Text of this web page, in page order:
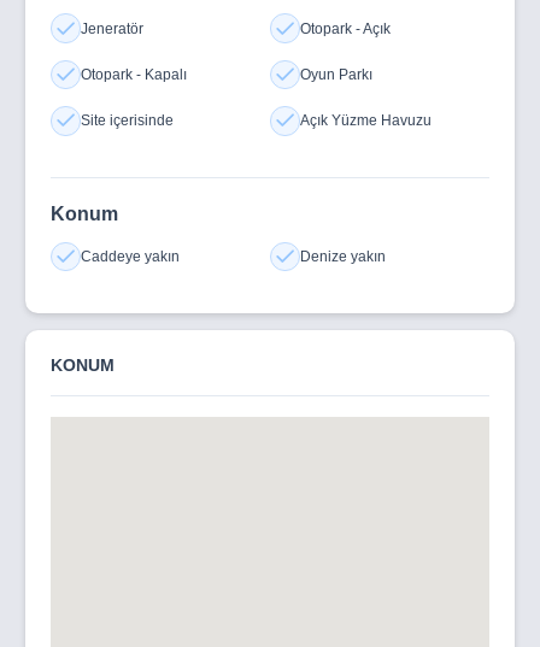
Jeneratör Otopark - Açık
Otopark - Kapalı Oyun Parkı
Site içerisinde Açık Yüzme Havuzu
Konum
Caddeye yakın Denize yakın
KONUM